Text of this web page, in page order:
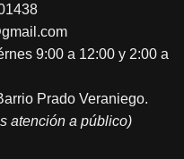
9:00 a 12:00 y 2:00 a
Prado Veraniego.
atención a público)